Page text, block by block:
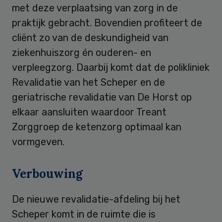
met deze verplaatsing van zorg in de
praktijk gebracht. Bovendien profiteert de
cliënt zo van de deskundigheid van
ziekenhuiszorg én ouderen- en
verpleegzorg. Daarbij komt dat de polikliniek
Revalidatie van het Scheper en de
geriatrische revalidatie van De Horst op
elkaar aansluiten waardoor Treant
Zorggroep de ketenzorg optimaal kan
vormgeven.
Verbouwing
De nieuwe revalidatie-afdeling bij het
Scheper komt in de ruimte die is